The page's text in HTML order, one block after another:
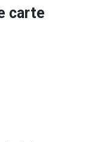
carte